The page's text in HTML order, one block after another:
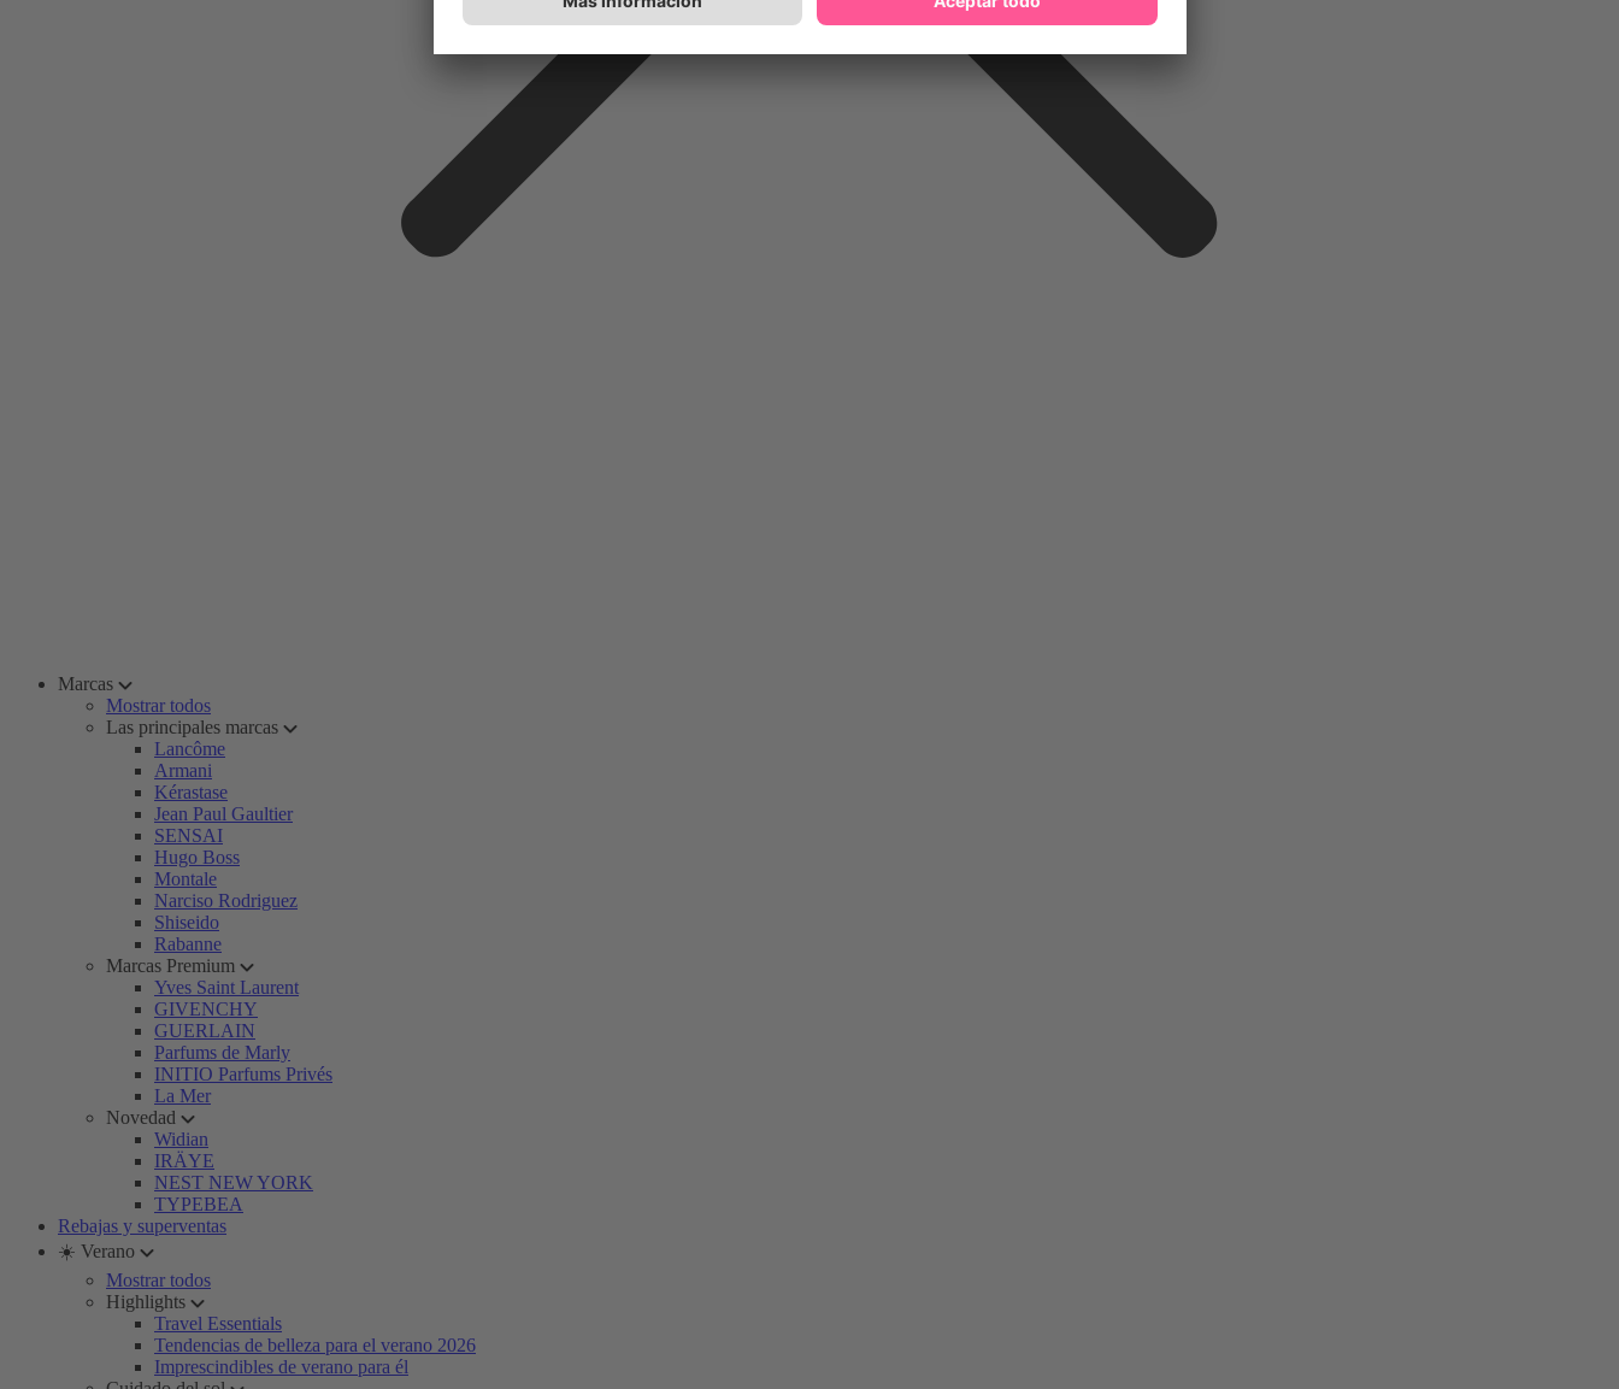
Marcas
Mostrar todos
Las principales marcas
Lancôme
Armani
Kérastase
Jean Paul Gaultier
SENSAI
Hugo Boss
Montale
Narciso Rodriguez
Shiseido
Rabanne
Marcas Premium
Yves Saint Laurent
GIVENCHY
GUERLAIN
Parfums de Marly
INITIO Parfums Privés
La Mer
Novedad
Widian
IRÄYE
NEST NEW YORK
TYPEBEA
Rebajas y superventas
☀️ Verano
Mostrar todos
Highlights
Travel Essentials
Tendencias de belleza para el verano 2026
Imprescindibles de verano para él